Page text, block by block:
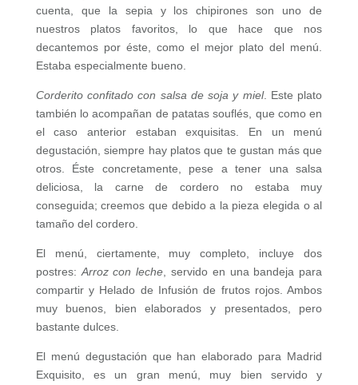
cuenta, que la sepia y los chipirones son uno de
nuestros platos favoritos, lo que hace que nos
decantemos por éste, como el mejor plato del menú.
Estaba especialmente bueno.
Corderito confitado con salsa de soja y miel. Este plato
también lo acompañan de patatas souflés, que como en
el caso anterior estaban exquisitas. En un menú
degustación, siempre hay platos que te gustan más que
otros. Éste concretamente, pese a tener una salsa
deliciosa, la carne de cordero no estaba muy
conseguida; creemos que debido a la pieza elegida o al
tamaño del cordero.
El menú, ciertamente, muy completo, incluye dos
postres:Arroz con leche, servido en una bandeja para
compartir y Helado de Infusión de frutos rojos. Ambos
muy buenos, bien elaborados y presentados, pero
bastante dulces.
El menú degustación que han elaborado para Madrid
Exquisito, es un gran menú, muy bien servido y